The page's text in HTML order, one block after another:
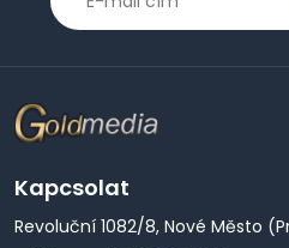
Kapcsolat
Revoluční 1082/8, Nové Město